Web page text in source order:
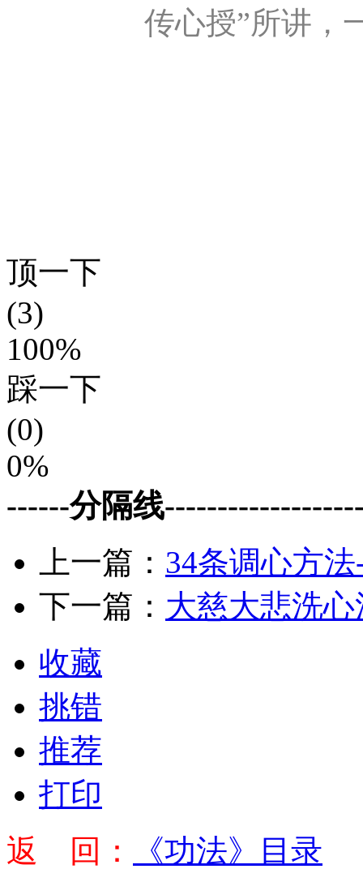
传心授”所讲，
顶一下
(3)
100%
踩一下
(0)
0%
------分隔线
上一篇： 34条调心方
下一篇： 大慈大悲洗心
收藏
挑错
推荐
打印
返 回：
《功法》目录